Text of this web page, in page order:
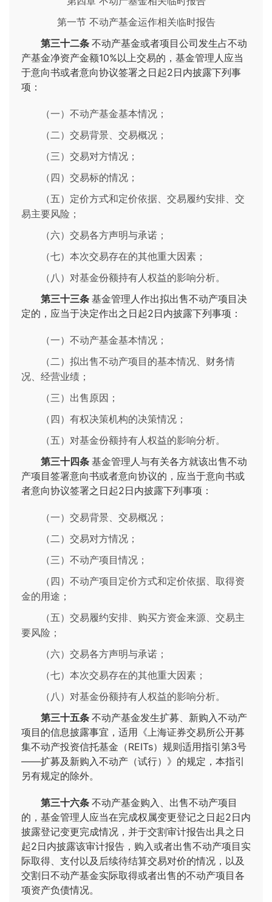
第一节 不动产基金运作相关临时报告
第三十二条 不动产基金或者项目公司发生占不动
产基金净资产金额10%以上交易的，基金管理人应当
于意向书或者意向协议签署之日起2日内披露下列事
项：
（一）不动产基金基本情况；
（二）交易背景、交易概况；
（三）交易对方情况；
（四）交易标的情况；
（五）定价方式和定价依据、交易履约安排、交
易主要风险；
（六）交易各方声明与承诺；
（七）本次交易存在的其他重大因素；
（八）对基金份额持有人权益的影响分析。
第三十三条 基金管理人作出拟出售不动产项目决
定的，应当于决定作出之日起2日内披露下列事项：
（一）不动产基金基本情况；
（二）拟出售不动产项目的基本情况、财务情
况、经营业绩；
（三）出售原因；
（四）有权决策机构的决策情况；
（五）对基金份额持有人权益的影响分析。
第三十四条 基金管理人与有关各方就该出售不动
产项目签署意向书或者意向协议的，应当于意向书或
者意向协议签署之日起2日内披露下列事项：
（一）交易背景、交易概况；
（二）交易对方情况；
（三）不动产项目情况；
（四）不动产项目定价方式和定价依据、取得资
金的用途；
（五）交易履约安排、购买方资金来源、交易主
要风险；
（六）交易各方声明与承诺；
（七）本次交易存在的其他重大因素；
（八）对基金份额持有人权益的影响分析。
第三十五条 不动产基金发生扩募、新购入不动产
项目的信息披露事宜，适用《上海证券交易所公开募
集不动产投资信托基金（REITs）规则适用指引第3号
——扩募及新购入不动产（试行）》的规定，本指引
另有规定的除外。
第三十六条 不动产基金购入、出售不动产项目
的，基金管理人应当在完成权属变更登记之日起2日内
披露登记变更完成情况，并于交割审计报告出具之日
起2日内披露该审计报告，购入或者出售不动产项目实
际取得、支付以及后续待结算交易对价的情况，以及
交割日不动产基金实际取得或者出售的不动产项目各
项资产负债情况。